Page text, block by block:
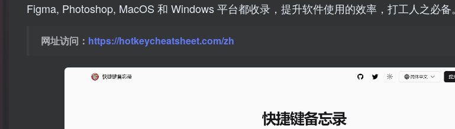
Figma, Photoshop, MacOS 和 Windows 平台都收录，提升软件使用的效率，打工人之必备。
网址访问： https://hotkeycheatsheet.com/zh